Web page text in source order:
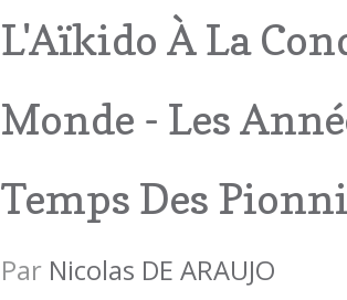
L'Aïkido À La
Monde - Les
Temps Des
Par Nicolas DE ARAUJO